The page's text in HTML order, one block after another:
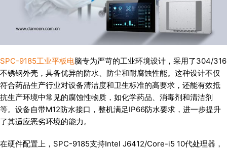
SPC-9185工业平板电脑专为严苛的工业环境设计，采用了304/316
不锈钢外壳，具备优异的防水、防尘和耐腐蚀性能。这种设计不仅
符合药品生产行业对设备清洁度和卫生标准的高要求，还能有效抵
抗生产环境中常见的腐蚀性物质，如化学药品、消毒剂和清洁剂
等。设备自带M12防水接口，整机满足IP66防水要求，进一步提升
了其适应恶劣环境的能力。
在硬件配置上，SPC-9185支持Intel J6412/Core-i5 10代处理器，